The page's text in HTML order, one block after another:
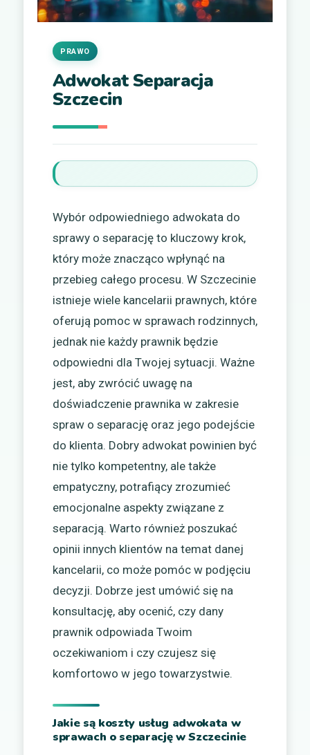
Adwokat Separacja
Szczecin
PRAWO
Wybór odpowiedniego adwokata do
sprawy o separację to kluczowy krok,
który może znacząco wpłynąć na
przebieg całego procesu. W Szczecinie
istnieje wiele kancelarii prawnych, które
oferują pomoc w sprawach rodzinnych,
jednak nie każdy prawnik będzie
odpowiedni dla Twojej sytuacji. Ważne
jest, aby zwrócić uwagę na
doświadczenie prawnika w zakresie
spraw o separację oraz jego podejście
do klienta. Dobry adwokat powinien być
nie tylko kompetentny, ale także
empatyczny, potrafiący zrozumieć
emocjonalne aspekty związane z
separacją. Warto również poszukać
opinii innych klientów na temat danej
kancelarii, co może pomóc w podjęciu
decyzji. Dobrze jest umówić się na
konsultację, aby ocenić, czy dany
prawnik odpowiada Twoim
oczekiwaniom i czy czujesz się
komfortowo w jego towarzystwie.
Jakie są koszty usług adwokata w
sprawach o separację w Szczecinie